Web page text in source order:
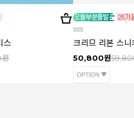
스 크리므 리본 스
50,800원